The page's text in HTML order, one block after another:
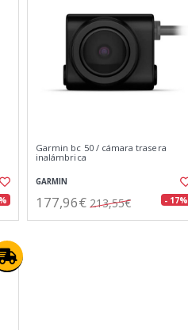
Garmin bc 50 / cámara trasera
inalámbrica
GARMIN
177,96€ 213,55€ - 17%